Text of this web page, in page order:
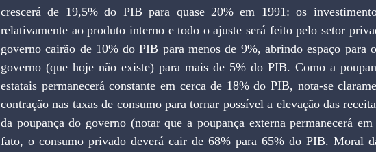
crescerá de 19,5% do PIB para quase 20% em 1991: os
relativamente ao produto interno e todo o ajuste será feito pelo setor
governo cairão de 10% do PIB para menos de 9%, abrindo espaço para
governo (que hoje não existe) para mais de 5% do PIB. Como a
estatais permanecerá constante em cerca de 18% do PIB, nota-se
contração nas taxas de consumo para tornar possível a elevação das
da poupança do governo (notar que a poupança externa permanecerá
fato, o consumo privado deverá cair de 68% para 65% do PIB. Moral